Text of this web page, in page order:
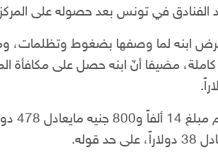
الفنادق في تونس بعد حصوله على المركز
ابنه لما وصفها بضغوط وتظلمات،